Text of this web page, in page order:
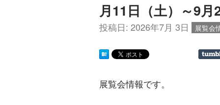
月11日（土）～9
投稿日: 2026年7月 3日 展覧会
展覧会情報です。